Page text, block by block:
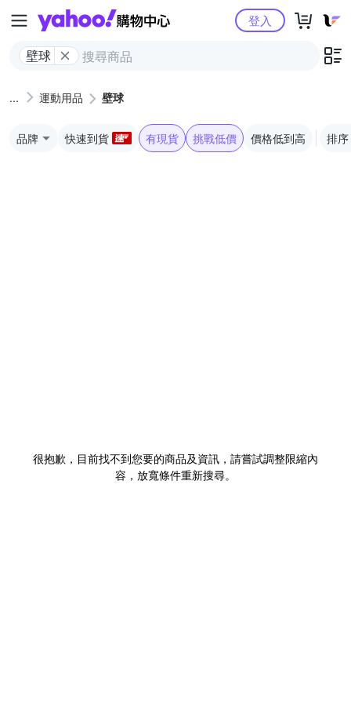
Yahoo購物中心
壁球
登入
運動用品 壁球
品牌 快速到貨 有現貨 挑戰低價 價格低到高 排序
很抱歉，目前找不到您要的商品及資訊，請嘗試調整限縮內
容，放寬條件重新搜尋。